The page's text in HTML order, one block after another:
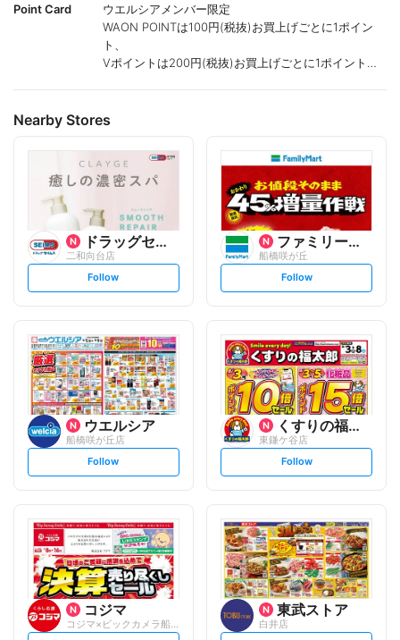
Point Card
ウエルシアメンバー限定
WAON POINTは100円(税抜)お買上げごとに1ポイン
ト、
Vポイントは200円(税抜)お買上げごとに1ポイント進
Nearby Stores
ドラッグセイムス
二和向台店
s
t
l
o
w
Follow
ファミリーマート
船橋咲が丘
s
t
o
w
Follow
ウエルシア
船橋咲が丘店
s
t
l
o
w
Follow
くすりの福太郎
東鎌ケ谷店
s
t
l
o
w
Follow
コジマ 東武ストア
白井店